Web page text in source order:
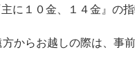
に１０金、１４金』の指
らお越しの際は、事